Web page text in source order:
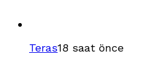
Teras18 saat önce